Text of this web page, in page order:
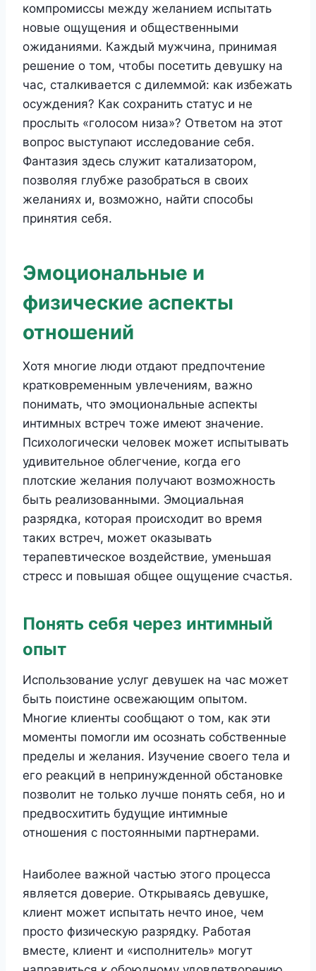
компромиссы между желанием испытать
новые ощущения и общественными
ожиданиями. Каждый мужчина, принимая
решение о том, чтобы посетить девушку на
час, сталкивается с дилеммой: как избежать
осуждения? Как сохранить статус и не
прослыть «голосом низа»? Ответом на этот
вопрос выступают исследование себя.
Фантазия здесь служит катализатором,
позволяя глубже разобраться в своих
желаниях и, возможно, найти способы
принятия себя.
Эмоциональные и
физические аспекты
отношений
Хотя многие люди отдают предпочтение
кратковременным увлечениям, важно
понимать, что эмоциональные аспекты
интимных встреч тоже имеют значение.
Психологически человек может испытывать
удивительное облегчение, когда его
плотские желания получают возможность
быть реализованными. Эмоциальная
разрядка, которая происходит во время
таких встреч, может оказывать
терапевтическое воздействие, уменьшая
стресс и повышая общее ощущение счастья.
Понять себя через интимный
опыт
Использование услуг девушек на час может
быть поистине освежающим опытом.
Многие клиенты сообщают о том, как эти
моменты помогли им осознать собственные
пределы и желания. Изучение своего тела и
его реакций в непринужденной обстановке
позволит не только лучше понять себя, но и
предвосхитить будущие интимные
отношения с постоянными партнерами.
Наиболее важной частью этого процесса
является доверие. Открываясь девушке,
клиент может испытать нечто иное, чем
просто физическую разрядку. Работая
вместе, клиент и «исполнитель» могут